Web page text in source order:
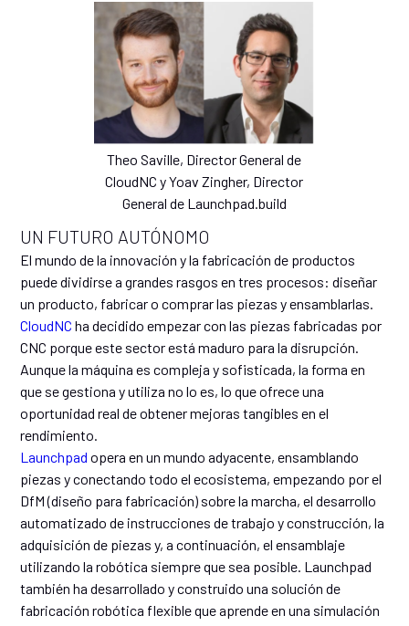
Theo Saville, Director General de
CloudNC y Yoav Zingher, Director
General de Launchpad.build
UN FUTURO AUTÓNOMO
El mundo de la innovación y la fabricación de productos
puede dividirse a grandes rasgos en tres procesos: diseñar
un producto, fabricar o comprar las piezas y ensamblarlas.
CloudNC ha decidido empezar con las piezas fabricadas por
CNC porque este sector está maduro para la disrupción.
Aunque la máquina es compleja y sofisticada, la forma en
que se gestiona y utiliza no lo es, lo que ofrece una
oportunidad real de obtener mejoras tangibles en el
rendimiento.
Launchpad opera en un mundo adyacente, ensamblando
piezas y conectando todo el ecosistema, empezando por el
DfM (diseño para fabricación) sobre la marcha, el desarrollo
automatizado de instrucciones de trabajo y construcción, la
adquisición de piezas y, a continuación, el ensamblaje
utilizando la robótica siempre que sea posible. Launchpad
también ha desarrollado y construido una solución de
fabricación robótica flexible que aprende en una simulación